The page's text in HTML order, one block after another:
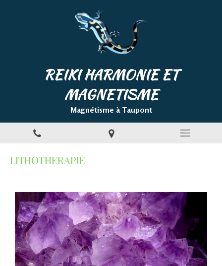
REIKI HARMONIE ET
MAGNETISME
Magnétisme à Taupont
LITHOTHERAPIE